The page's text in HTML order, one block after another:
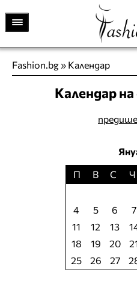
Fashion.bg» Календар
Календар
П
В С Ч
4
5 6 7
11
12 13
18
19 20
25
26 27